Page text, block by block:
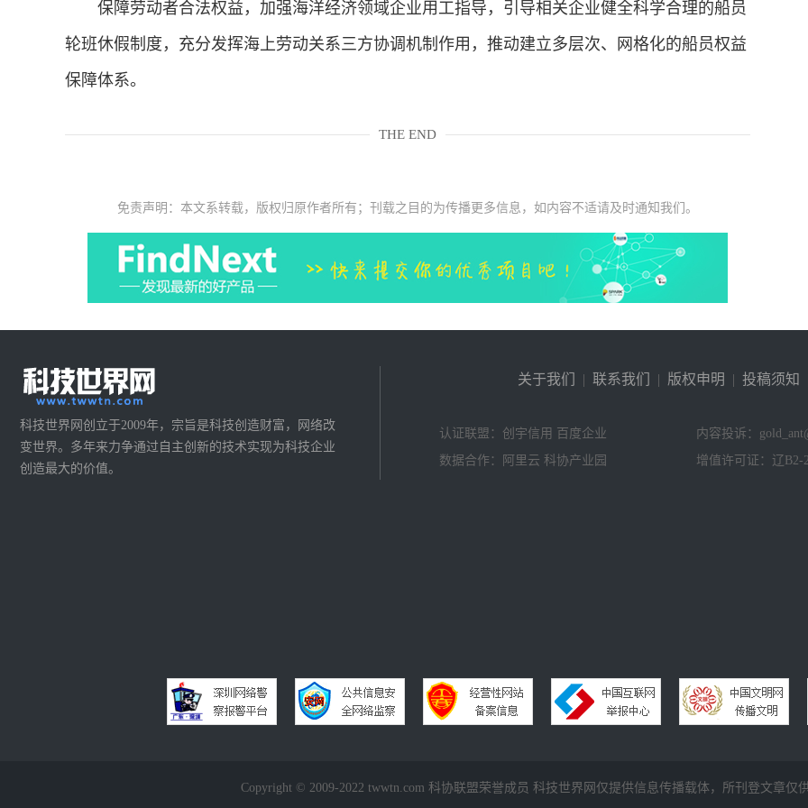
保障劳动者合法权益，加强海洋经济领域企业用工指导，引导相关企业健全科学合理的船员
轮班休假制度，充分发挥海上劳动关系三方协调机制作用，推动建立多层次、网格化的船员权益
保障体系。
THE END
免责声明：本文系转载，版权归原作者所有；刊载之目的为传播更多信息，如内容不适请及时通知我们。
科技世界网创立于2009年，宗旨是科技创造财富，网络改
变世界。多年来力争通过自主创新的技术实现为科技企业
创造最大的价值。
关于我们 | 联系我们 | 版权申明 | 投稿须知
认证联盟：创宇信用 百度企业
内容投诉：
数据合作：阿里云 科协产业园
增值许可证：辽B2-
Copyright © 2009-2022 twwtn.com 科协联盟荣誉成员 科技世界网仅提供信息传播载体，所刊登文章仅